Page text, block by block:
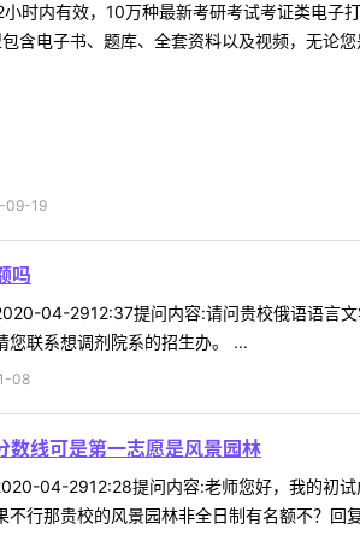
时内有效，10万种最新考研考试考证类电
含电子书、题库、全套资料以及视频，无论
09-19
吗
04-2912:37提问内容:请问贵校俄语语言
您联系想调剂院系的招生办。 ...
08
数线可是第一志愿是风景园林
04-2912:28提问内容:老师您好，我的初
行那贵校的风景园林非全日制有名额不？回